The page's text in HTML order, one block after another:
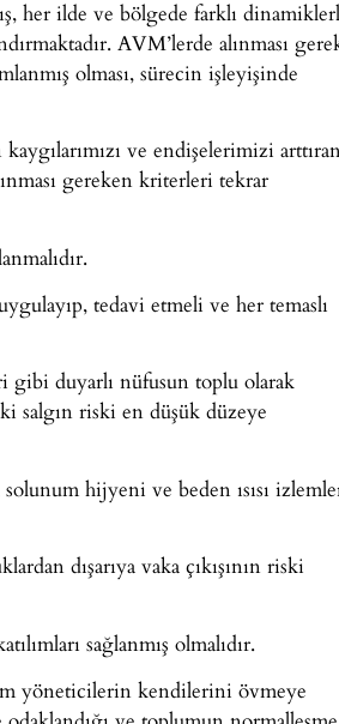
her ilde ve bölgede farklı
AVM’lerde alınması
olması, sürecin işleyişinde
ve endişelerimizi
gereken kriterleri tekrar
tedavi etmeli ve her temaslı
gibi duyarlı nüfusun toplu olarak
salgın riski en düşük düzeye
hijyeni ve beden ısısı
dışarıya vaka çıkışının riski
sağlanmış olmalıdır.
yöneticilerin kendilerini övmeye